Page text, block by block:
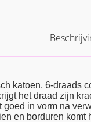
katoen, 6-draads
het draad zijn
goed in vorm na
en borduren komt